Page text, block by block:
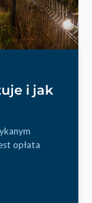
i jak
opłata